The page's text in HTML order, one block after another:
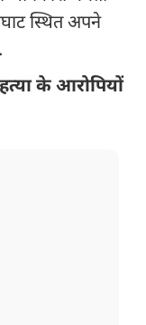
स्थित अपने
के आरोपियों